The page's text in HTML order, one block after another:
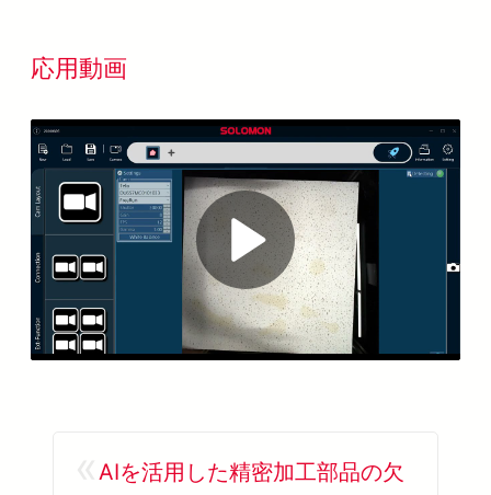
応用動画
Play
Video
AIを活用した精密加工部品の欠